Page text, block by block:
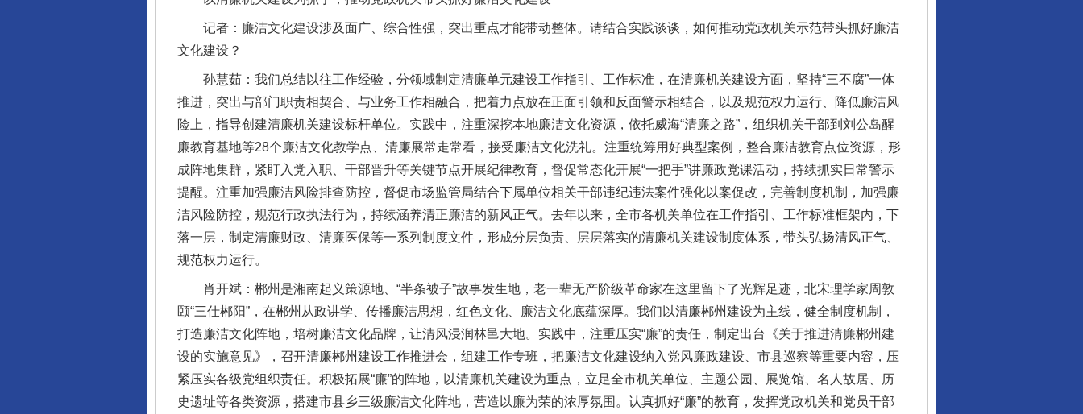
记者：廉洁文化建设涉及面广、综合性强，突出重点才能带动整体。请结合实践谈谈，如何推动党政机关示范带头抓好廉洁
文化建设？
孙慧茹：我们总结以往工作经验，分领域制定清廉单元建设工作指引、工作标准，在清廉机关建设方面，坚持“三不腐”一体
推进，突出与部门职责相契合、与业务工作相融合，把着力点放在正面引领和反面警示相结合，以及规范权力运行、降低廉洁风
险上，指导创建清廉机关建设标杆单位。实践中，注重深挖本地廉洁文化资源，依托威海“清廉之路”，组织机关干部到刘公岛醒
廉教育基地等28个廉洁文化教学点、清廉展常走常看，接受廉洁文化洗礼。注重统筹用好典型案例，整合廉洁教育点位资源，形
成阵地集群，紧盯入党入职、干部晋升等关键节点开展纪律教育，督促常态化开展“一把手”讲廉政党课活动，持续抓实日常警示
提醒。注重加强廉洁风险排查防控，督促市场监管局结合下属单位相关干部违纪违法案件强化以案促改，完善制度机制，加强廉
洁风险防控，规范行政执法行为，持续涵养清正廉洁的新风正气。去年以来，全市各机关单位在工作指引、工作标准框架内，下
落一层，制定清廉财政、清廉医保等一系列制度文件，形成分层负责、层层落实的清廉机关建设制度体系，带头弘扬清风正气、
规范权力运行。
肖开斌：郴州是湘南起义策源地、“半条被子”故事发生地，老一辈无产阶级革命家在这里留下了光辉足迹，北宋理学家周敦
颐“三仕郴阳”，在郴州从政讲学、传播廉洁思想，红色文化、廉洁文化底蕴深厚。我们以清廉郴州建设为主线，健全制度机制，
打造廉洁文化阵地，培树廉洁文化品牌，让清风浸润林邑大地。实践中，注重压实“廉”的责任，制定出台《关于推进清廉郴州建
设的实施意见》，召开清廉郴州建设工作推进会，组建工作专班，把廉洁文化建设纳入党风廉政建设、市县巡察等重要内容，压
紧压实各级党组织责任。积极拓展“廉”的阵地，以清廉机关建设为重点，立足全市机关单位、主题公园、展览馆、名人故居、历
史遗址等各类资源，搭建市县乡三级廉洁文化阵地，营造以廉为荣的浓厚氛围。认真抓好“廉”的教育，发挥党政机关和党员干部